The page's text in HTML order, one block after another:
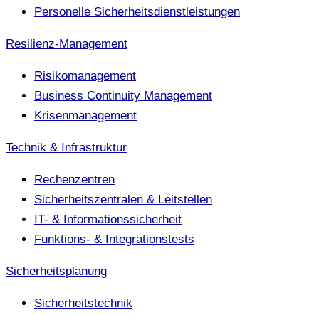
Personelle Sicherheitsdienstleistungen
Resilienz-Management
Risikomanagement
Business Continuity Management
Krisenmanagement
Technik & Infrastruktur
Rechenzentren
Sicherheitszentralen & Leitstellen
IT- & Informationssicherheit
Funktions- & Integrationstests
Sicherheitsplanung
Sicherheitstechnik